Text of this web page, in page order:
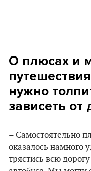
О плюсах и
нужно
зависеть от
– Самостоятельно
оказалось намного
трястись всю